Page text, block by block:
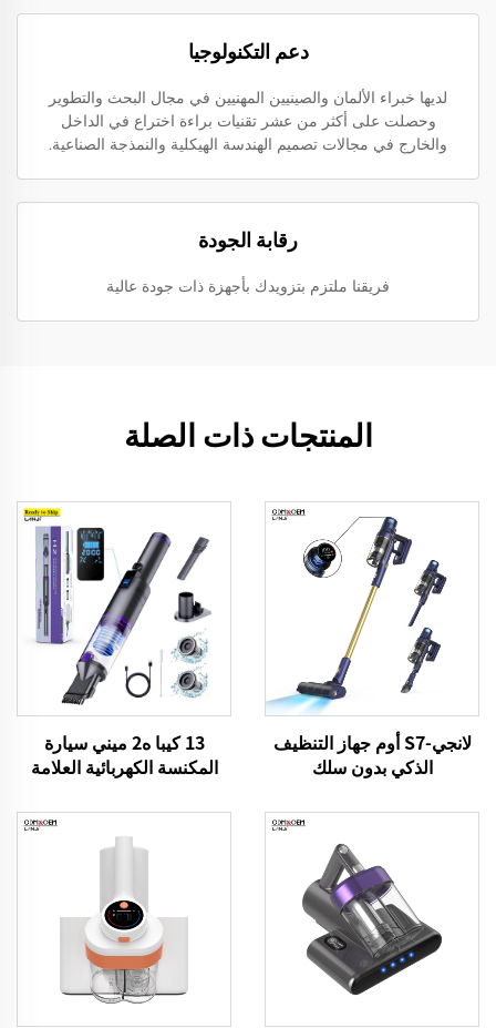
دعم التكنولوجيا
لديها خبراء الألمان والصينيين المهنيين في مجال البحث والتطوير
وحصلت على أكثر من عشر تقنيات براءة اختراع في الداخل
والخارج في مجالات تصميم الهندسة الهيكلية والنمذجة الصناعية.
رقابة الجودة
فريقنا ملتزم بتزويدك بأجهزة ذات جودة عالية
المنتجات ذات الصلة
لانجي-S7 أوم جهاز التنظيف
الذكي بدون سلك
13 كيبا ه2 ميني سيارة
المكنسة الكهربائية العلامة
المحمولة نظافة الحيوانات
الأليفة منتجات التنظيف